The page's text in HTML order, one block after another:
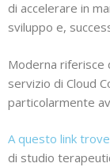
di accelerare in
sviluppo e,
Moderna riferisce
servizio di Cloud
particolarmente
A questo link
di studio